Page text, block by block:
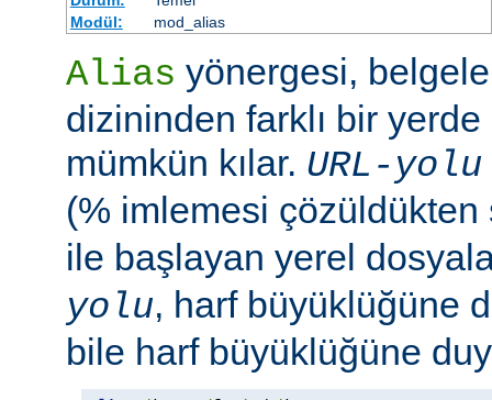
Modül:
mod_alias
Alias yönergesi,
dizininden farklı bir yerde
mümkün kılar. URL-yolu
(% imlemesi
ile başlayan yerel
yolu, harf büyüklüğüne
bile harf büyüklüğüne